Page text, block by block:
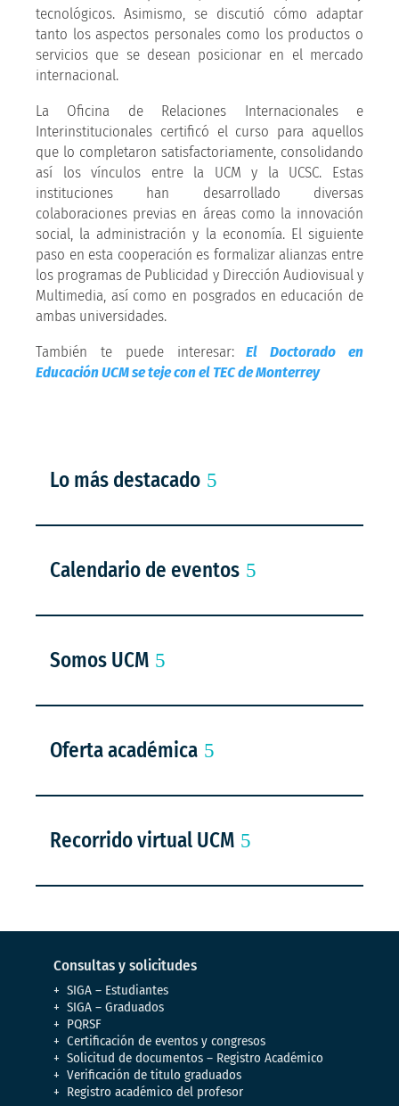
tecnológicos. Asimismo, se discutió cómo adaptar
tanto los aspectos personales como los productos o
servicios que se desean posicionar en el mercado
internacional.
La Oficina de Relaciones Internacionales e
Interinstitucionales certificó el curso para aquellos
que lo completaron satisfactoriamente, consolidando
así los vínculos entre la UCM y la UCSC. Estas
instituciones han desarrollado diversas
colaboraciones previas en áreas como la innovación
social, la administración y la economía. El siguiente
paso en esta cooperación es formalizar alianzas entre
los programas de Publicidad y Dirección Audiovisual y
Multimedia, así como en posgrados en educación de
ambas universidades.
También te puede interesar:
El Doctorado en
Educación UCM se teje con el TEC de Monterrey
Lo más destacado
Calendario de eventos
Somos UCM
Oferta académica
Recorrido virtual UCM
Consultas y solicitudes
SIGA – Estudiantes
SIGA – Graduados
PQRSF
Certificación de eventos y congresos
Solicitud de documentos – Registro Académico
Verificación de titulo graduados
Registro académico del profesor